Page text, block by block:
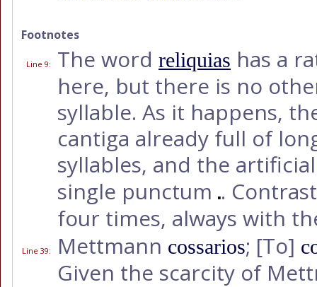
Footnotes
Line 9: The word reliquias has a
here, but there is no
syllable. As it happens,
cantiga already full of
syllables, and the
single punctum .
four times, always with
Line 39: Mettmann cossarios; [To]
Given the scarcity of